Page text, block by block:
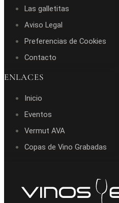
Las galletitas
Aviso Legal
Preferencias de Cookies
Contacto
ENLACES
Inicio
Eventos
Vermut AVA
Copas de Vino Grabadas